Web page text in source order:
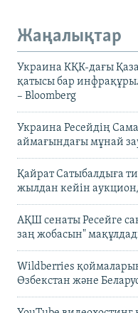
Жаңалықтар
Украина КҚК-дағы
қатысы бар
– Bloomberg
Украина Ресейдің
аймағындағы мұнай
Қайрат Сатыбалдыға
жылдан кейін
АҚШ сенаты Ресейге
заң жобасын"
Wildberries
Өзбекстан және